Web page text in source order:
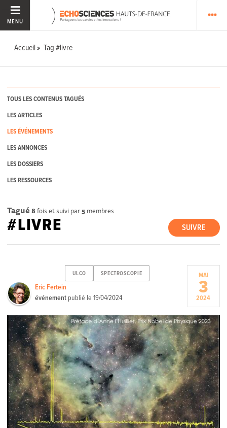
MENU
Accueil Tag #livre
TOUS LES CONTENUS TAGUÉS
LES ARTICLES
LES ÉVÉNEMENTS
LES ANNONCES
LES DOSSIERS
LES RESSOURCES
Tagué 8 fois et suivi par 5 membres
SUIVRE
#LIVRE
ULCO SPECTROSCOPIE
Eric Fertein
événement publié le19/04/2024
MAI
3
2024